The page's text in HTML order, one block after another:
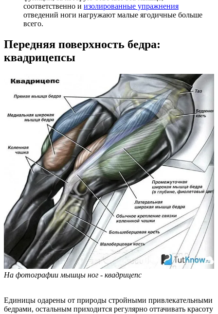
соответственно и изолированные упражнения
отведений ноги нагружают малые ягодичные больше
всего.
Передняя поверхность бедра:
квадрицепсы
На фотографии мышцы ног - квадрицепс
Единицы одарены от природы стройными привлекательными
бедрами, остальным приходится регулярно оттачивать красоту